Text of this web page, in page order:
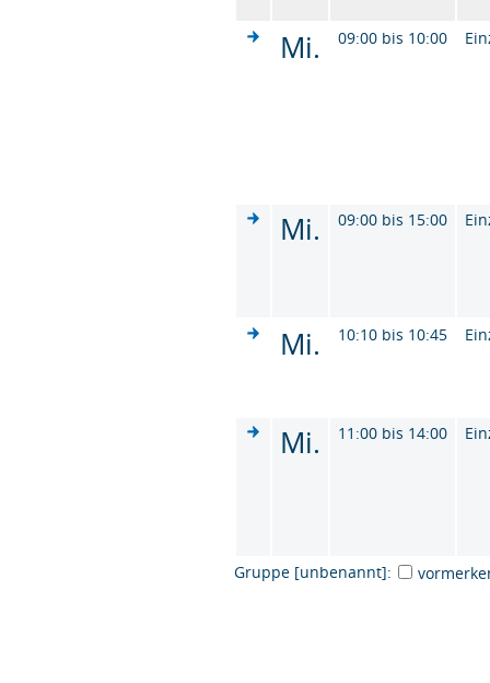
Mi. 09:00 bis 10:00
Mi. 09:00 bis 15:00
Mi. 10:10 bis 10:45
Mi. 11:00 bis 14:00
Gruppe [unbenannt]: